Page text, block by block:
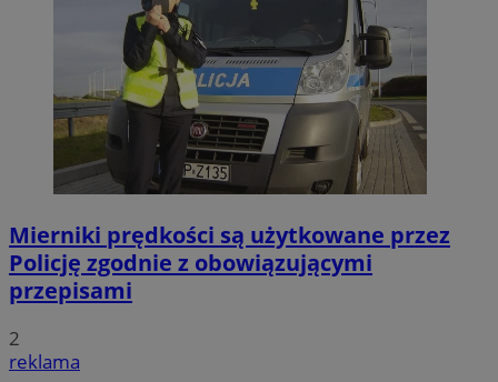
Mierniki prędkości są użytkowane przez
Policję zgodnie z obowiązującymi
przepisami
2
reklama